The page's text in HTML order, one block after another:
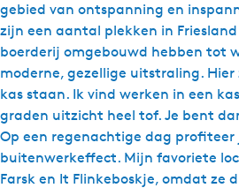
gebied van ontspanning en
zijn een aantal plekken in
boerderij omgebouwd hebben tot
moderne, gezellige uitstraling.
kas staan. Ik vind werken in een
graden uitzicht heel tof. Je bent
Op een regenachtige dag profiteer
buitenwerkeffect. Mijn favoriete
Farsk en It Flinkeboskje, omdat ze